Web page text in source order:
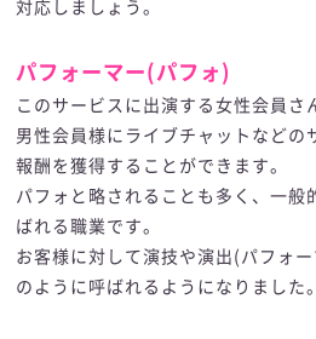
対応しましょう。
パフォーマー(パフォ)
このサービスに出演する女性会員さ
男性会員様にライブチャットなどの
報酬を獲得することができます。
パフォと略されることも多く、一般
ばれる職業です。
お客様に対して演技や演出(パフォ
のように呼ばれるようになりました。